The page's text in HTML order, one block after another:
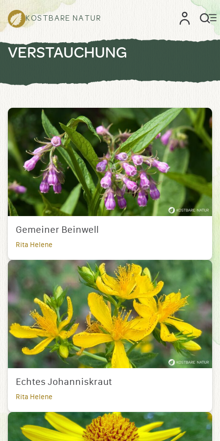
KOSTBARE NATUR
VERSTAUCHUNG
Gemeiner Beinwell
Rita Helene
Echtes Johanniskraut
Rita Helene